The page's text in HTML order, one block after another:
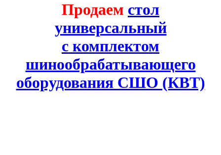
Продаем стол
универсальный
с комплектом
шинообрабатывающего
оборудования СШО (КВТ)